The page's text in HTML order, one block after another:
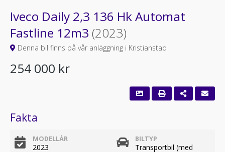
Iveco Daily 2,3 136 Hk Automat
Fastline 12m3 (2023)
Denna bil finns på vår anläggning i Kristianstad
254 000 kr
Fakta
MODELLÅR
2023
BILTYP
Transportbil (med